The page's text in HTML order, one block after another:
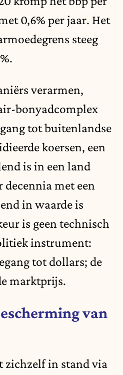
0,6% per jaar. Het
steeg
verarmen,
bonyadcomplex
tot buitenlandse
koersen, een
is in een land
met een
in waarde is
is geen technisch
instrument:
tot dollars; de
marktprijs.
van
zichzelf in stand via